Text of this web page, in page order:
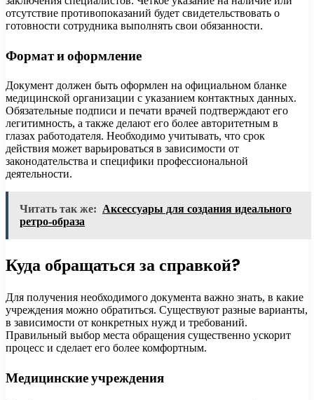
отсутствие противопоказаний будет свидетельствовать о
готовности сотрудника выполнять свои обязанности.
Формат и оформление
Документ должен быть оформлен на официальном бланке
медицинской организации с указанием контактных данных.
Обязательные подписи и печати врачей подтверждают его
легитимность, а также делают его более авторитетным в
глазах работодателя. Необходимо учитывать, что срок
действия может варьироваться в зависимости от
законодательства и специфики профессиональной
деятельности.
Читать так же: Аксессуары для создания идеального
ретро-образа
Куда обращаться за справкой?
Для получения необходимого документа важно знать, в какие
учреждения можно обратиться. Существуют разные варианты,
в зависимости от конкретных нужд и требований.
Правильный выбор места обращения существенно ускорит
процесс и сделает его более комфортным.
Медицинские учреждения